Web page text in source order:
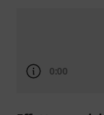
0:00